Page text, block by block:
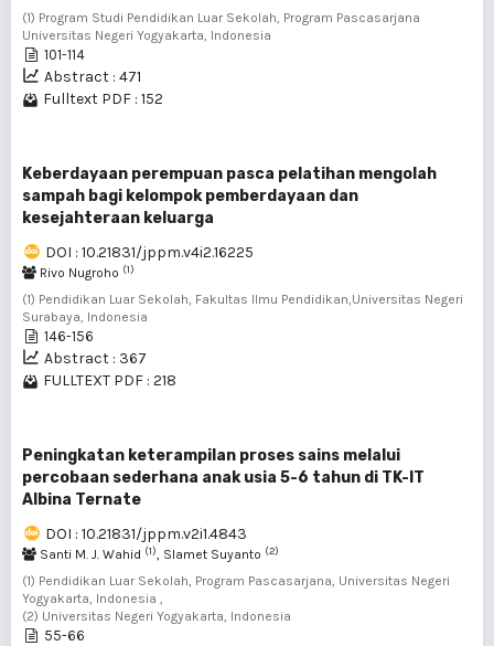
(1) Program Studi Pendidikan Luar Sekolah, Program Pascasarjana
Universitas Negeri Yogyakarta, Indonesia
101-114
Abstract : 471
Fulltext PDF : 152
Keberdayaan perempuan pasca pelatihan mengolah
sampah bagi kelompok pemberdayaan dan
kesejahteraan keluarga
DOI : 10.21831/jppm.v4i2.16225
Rivo Nugroho (1)
(1) Pendidikan Luar Sekolah, Fakultas Ilmu Pendidikan,Universitas Negeri
Surabaya, Indonesia
146-156
Abstract : 367
FULLTEXT PDF : 218
Peningkatan keterampilan proses sains melalui
percobaan sederhana anak usia 5-6 tahun di TK-IT
Albina Ternate
DOI : 10.21831/jppm.v2i1.4843
Santi M. J. Wahid (1), Slamet Suyanto (2)
(1) Pendidikan Luar Sekolah, Program Pascasarjana, Universitas Negeri
Yogyakarta, Indonesia ,
(2) Universitas Negeri Yogyakarta, Indonesia
55-66